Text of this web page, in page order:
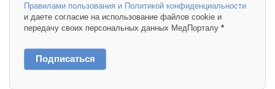
Правилами пользования и Политикой конфиденциальности
и даете согласие на использование файлов cookie и
передачу своих персональных данных МедПорталу *
Подписаться